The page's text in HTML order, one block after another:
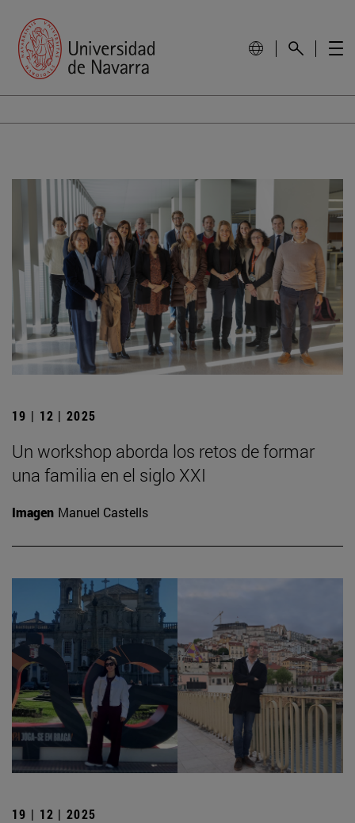
19 | 12 | 2025
Un workshop aborda los retos de formar
una familia en el siglo XXI
Imagen Manuel Castells
19 | 12 | 2025